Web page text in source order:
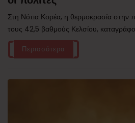
Στη Νότια Κορέα, η θερμοκρασία στην
τους 42,5 βαθμούς Κελσίου,
Περισσότερα